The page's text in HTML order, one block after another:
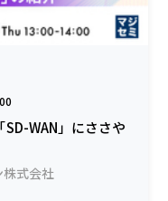
WAN」にささや
式会社